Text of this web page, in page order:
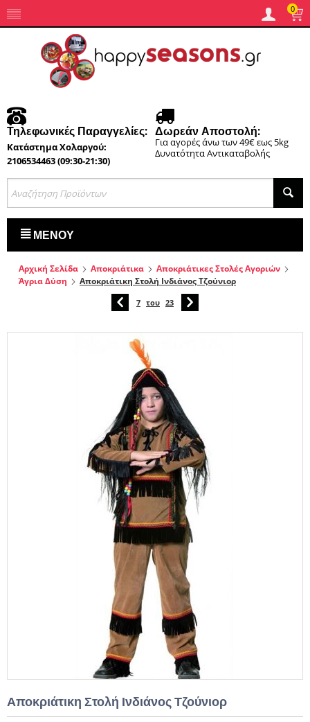
0
Τηλεφωνικές Παραγγελίες:
Κατάστημα Χολαργού:
2106534463 (09:30-21:30)
Δωρεάν Αποστολή:
Για αγορές άνω των 49€ εως 5kg
Δυνατότητα Αντικαταβολής
ΜΕΝΟΎ
Αρχική Σελίδα Αποκριάτικα
Αποκριάτικες Στολές Αγοριών
Άγρια Δύση
Αποκριάτικη Στολή Ινδιάνος Τζούνιορ
7 του 23
Αποκριάτικη Στολή Ινδιάνος Τζούνιορ